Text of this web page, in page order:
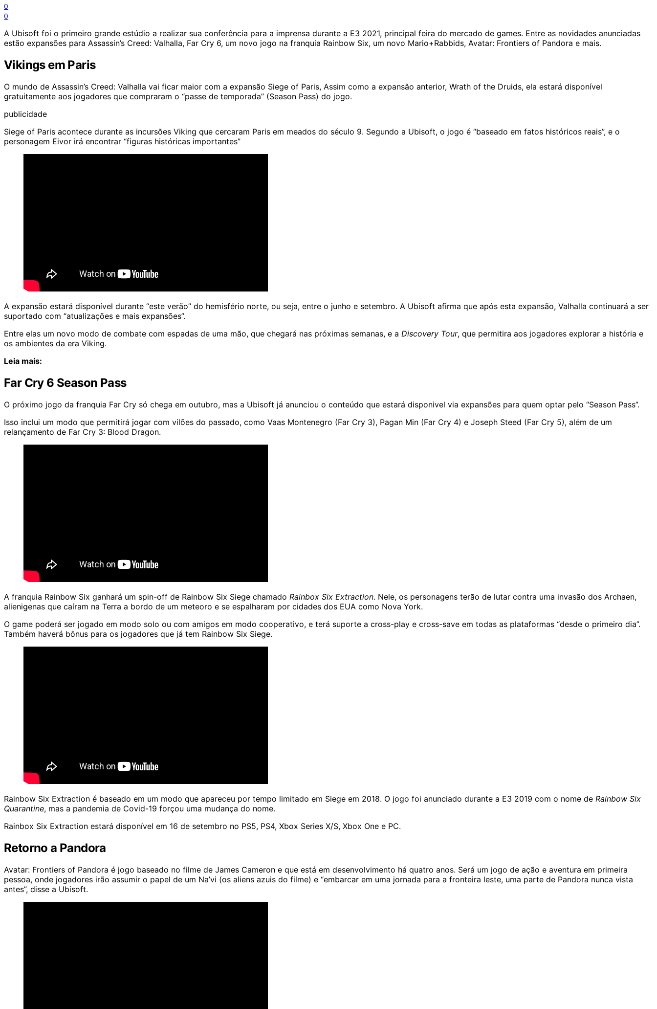
0
0
A Ubisoft foi o primeiro grande estúdio a realizar sua conferência para a imprensa durante a E3 2021, principal feira do mercado de games. Entre as novidades anunciadas
estão expansões para Assassin’s Creed: Valhalla, Far Cry 6, um novo jogo na franquia Rainbow Six, um novo Mario+Rabbids, Avatar: Frontiers of Pandora e mais.
Vikings em Paris
O mundo de Assassin’s Creed: Valhalla vai ficar maior com a expansão Siege of Paris, Assim como a expansão anterior, Wrath of the Druids, ela estará disponível
gratuitamente aos jogadores que compraram o “passe de temporada” (Season Pass) do jogo.
publicidade
Siege of Paris acontece durante as incursões Viking que cercaram Paris em meados do século 9. Segundo a Ubisoft, o jogo é “baseado em fatos históricos reais”, e o
personagem Eivor irá encontrar “figuras históricas importantes”
A expansão estará disponível durante “este verão” do hemisfério norte, ou seja, entre o junho e setembro. A Ubisoft afirma que após esta expansão, Valhalla continuará a ser
suportado com “atualizações e mais expansões”.
Entre elas um novo modo de combate com espadas de uma mão, que chegará nas próximas semanas, e a Discovery Tour, que permitira aos jogadores explorar a história e
os ambientes da era Viking.
Leia mais:
Far Cry 6 Season Pass
O próximo jogo da franquia Far Cry só chega em outubro, mas a Ubisoft já anunciou o conteúdo que estará disponivel via expansões para quem optar pelo “Season Pass”.
Isso inclui um modo que permitirá jogar com vilões do passado, como Vaas Montenegro (Far Cry 3), Pagan Min (Far Cry 4) e Joseph Steed (Far Cry 5), além de um
relançamento de Far Cry 3: Blood Dragon.
A franquia Rainbow Six ganhará um spin-off de Rainbow Six Siege chamado Rainbox Six Extraction. Nele, os personagens terão de lutar contra uma invasão dos Archaen,
alienigenas que caíram na Terra a bordo de um meteoro e se espalharam por cidades dos EUA como Nova York.
O game poderá ser jogado em modo solo ou com amigos em modo cooperativo, e terá suporte a cross-play e cross-save em todas as plataformas “desde o primeiro dia”.
Também haverá bônus para os jogadores que já tem Rainbow Six Siege.
Rainbow Six Extraction é baseado em um modo que apareceu por tempo limitado em Siege em 2018. O jogo foi anunciado durante a E3 2019 com o nome de Rainbow Six
Quarantine, mas a pandemia de Covid-19 forçou uma mudança do nome.
Rainbox Six Extraction estará disponível em 16 de setembro no PS5, PS4, Xbox Series X/S, Xbox One e PC.
Retorno a Pandora
Avatar: Frontiers of Pandora é jogo baseado no filme de James Cameron e que está em desenvolvimento há quatro anos. Será um jogo de ação e aventura em primeira
pessoa, onde jogadores irão assumir o papel de um Na’vi (os aliens azuis do filme) e “embarcar em uma jornada para a fronteira leste, uma parte de Pandora nunca vista
antes”, disse a Ubisoft.